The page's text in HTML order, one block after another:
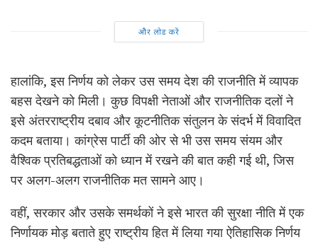
और लोड करें
हालांकि, इस निर्णय को लेकर उस समय देश की राजनीति में व्यापक
बहस देखने को मिली। कुछ विपक्षी नेताओं और राजनीतिक दलों ने
इसे अंतरराष्ट्रीय दबाव और कूटनीतिक संतुलन के संदर्भ में विवादित
कदम बताया। कांग्रेस पार्टी की ओर से भी उस समय संयम और
वैश्विक प्रतिबद्धताओं को ध्यान में रखने की बात कही गई थी, जिस
पर अलग-अलग राजनीतिक मत सामने आए।
वहीं, सरकार और उसके समर्थकों ने इसे भारत की सुरक्षा नीति में एक
निर्णायक मोड़ बताते हुए राष्ट्रीय हित में लिया गया ऐतिहासिक निर्णय